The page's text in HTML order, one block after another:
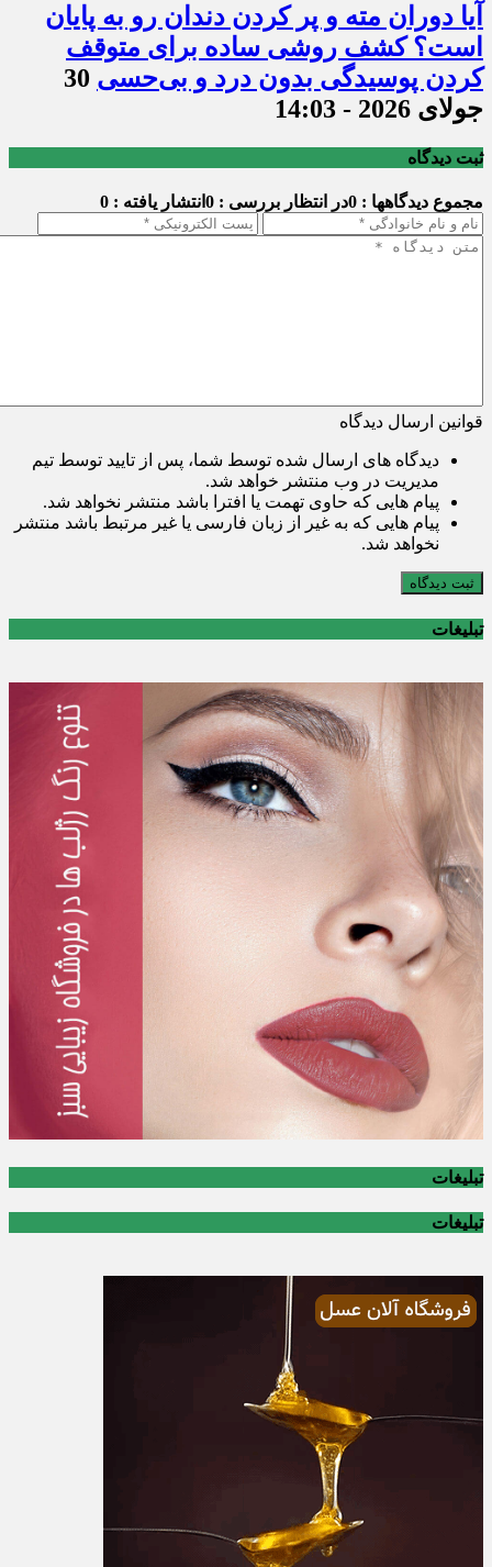
آیا دوران مته و پر کردن دندان رو به پایان
است؟ کشف روشی ساده برای متوقف
کردن پوسیدگی بدون درد و بی‌حسی 30
جولای 2026 - 14:03
ثبت دیدگاه
مجموع دیدگاهها : 0 در انتظار بررسی : 0 انتشار یافته : 0
قوانین ارسال دیدگاه
دیدگاه های ارسال شده توسط شما، پس از تایید توسط تیم
مدیریت در وب منتشر خواهد شد.
پیام هایی که حاوی تهمت یا افترا باشد منتشر نخواهد شد.
پیام هایی که به غیر از زبان فارسی یا غیر مرتبط باشد منتشر
نخواهد شد.
ثبت دیدگاه
تبلیغات
تبلیغات
تبلیغات